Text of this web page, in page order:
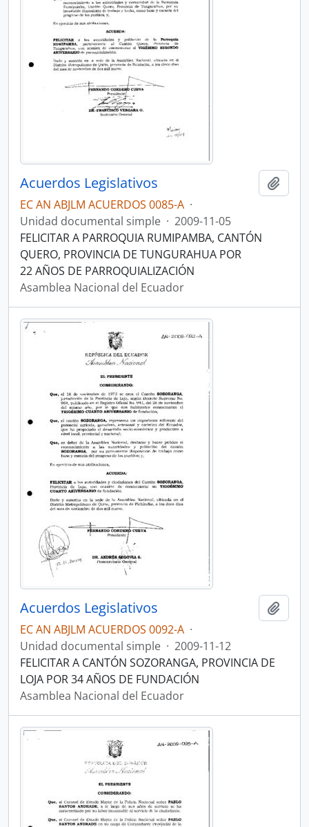
Acuerdos Legislativos
EC AN ABJLM ACUERDOS 0085-A ·
Unidad documental simple · 2009-11-05
FELICITAR A PARROQUIA RUMIPAMBA, CANTÓN
QUERO, PROVINCIA DE TUNGURAHUA POR
22 AÑOS DE PARROQUIALIZACIÓN
Asamblea Nacional del Ecuador
Acuerdos Legislativos
EC AN ABJLM ACUERDOS 0092-A ·
Unidad documental simple · 2009-11-12
FELICITAR A CANTÓN SOZORANGA, PROVINCIA DE
LOJA POR 34 AÑOS DE FUNDACIÓN
Asamblea Nacional del Ecuador